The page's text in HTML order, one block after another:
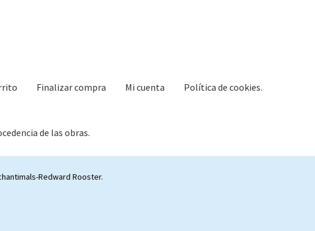
Finalizar compra Mi cuenta Política de cookies.
de las obras.
compra Mi cuenta Política de cookies.
Redward Rooster.